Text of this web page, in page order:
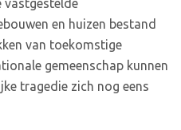
vastgestelde
en huizen bestand
van toekomstige
gemeenschap kunnen
tragedie zich nog eens